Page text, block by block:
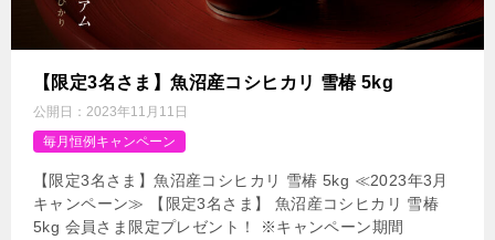
【限定3名さま】魚沼産コシヒカリ 雪椿 5kg
公開日： 2023年11月11日
毎月恒例キャンペーン
【限定3名さま】魚沼産コシヒカリ 雪椿 5kg ≪2023年3月
キャンペーン≫ 【限定3名さま】 魚沼産コシヒカリ 雪椿
5kg 会員さま限定プレゼント！ ※キャンペーン期間